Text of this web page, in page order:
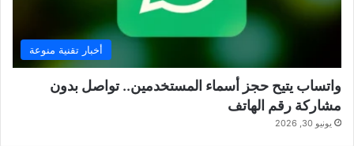
أخبار تقنية منوعة
واتساب يتيح حجز أسماء المستخدمين.. تواصل بدون
مشاركة رقم الهاتف
يونيو 30, 2026